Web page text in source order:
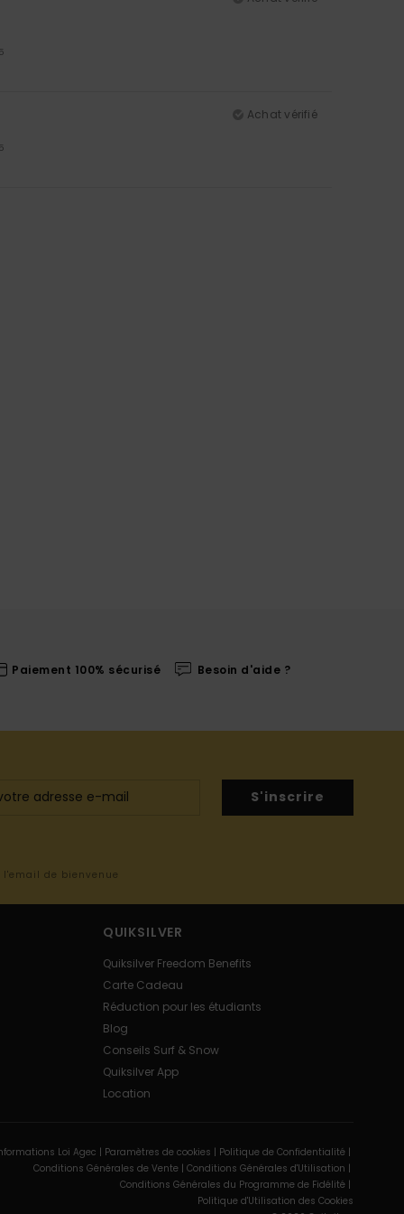
Achat vérifié
Paiement 100% sécurisé Besoin d'aide ?
S'inscrire
de bienvenue
QUIKSILVER
Quiksilver Freedom Benefits
Carte Cadeau
Réduction pour les étudiants
Blog
Conseils Surf & Snow
Quiksilver App
Location
Loi Agec | Paramètres de cookies | Politique de Confidentialité |
Conditions Générales de Vente | Conditions Générales d'Utilisation |
Conditions Générales du Programme de Fidélité |
Politique d'Utilisation des Cookies